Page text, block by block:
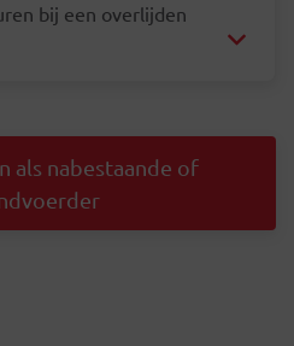
bij een overlijden
als nabestaande of